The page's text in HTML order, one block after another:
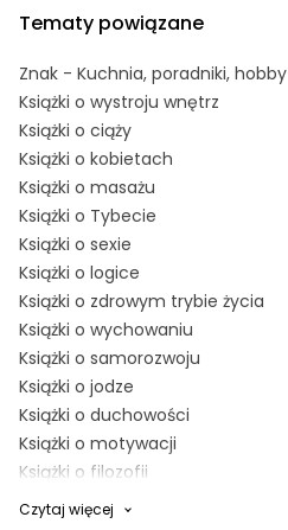
Tematy powiązane
Znak - Kuchnia, poradniki, hobby
Książki o wystroju wnętrz
Książki o ciąży
Książki o kobietach
Książki o masażu
Książki o Tybecie
Książki o sexie
Książki o logice
Książki o zdrowym trybie życia
Książki o wychowaniu
Książki o samorozwoju
Książki o jodze
Książki o duchowości
Książki o motywacji
Książki o filozofii
Prezenty dla miłośników kotów
Czytaj więcej